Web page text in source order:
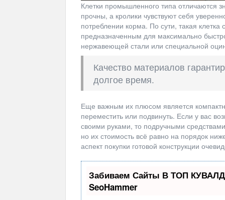
Клетки промышленного типа отличаются
прочны, а кролики чувствуют себя
потреблении корма. По сути, такая
предназначенным для максимально
нержавеющей стали или специальной
Качество материалов
долгое время.
Еще важным их плюсом является
переместить или подвинуть. Если у вас
своими руками, то подручными
но их стоимость всё равно на порядок
аспект покупки готовой конструкции
Забиваем Сайты В ТОП
SeoHammer